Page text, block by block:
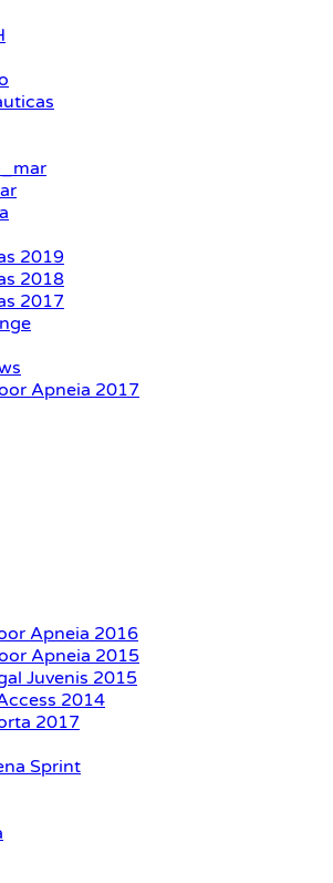
2019
2018
2017
Apneia 2017
Apneia 2016
Apneia 2015
Juvenis 2015
2014
2017
Sprint